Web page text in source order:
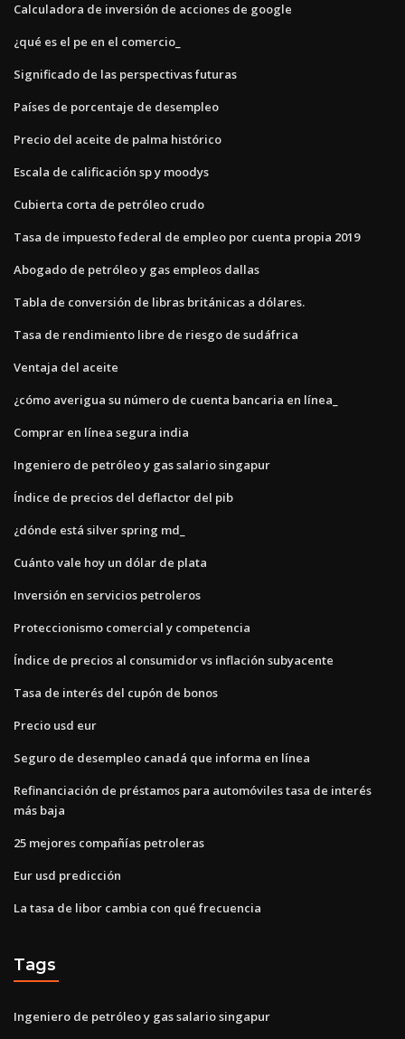
Calculadora de inversión de acciones de google
¿qué es el pe en el comercio_
Significado de las perspectivas futuras
Países de porcentaje de desempleo
Precio del aceite de palma histórico
Escala de calificación sp y moodys
Cubierta corta de petróleo crudo
Tasa de impuesto federal de empleo por cuenta propia 2019
Abogado de petróleo y gas empleos dallas
Tabla de conversión de libras británicas a dólares.
Tasa de rendimiento libre de riesgo de sudáfrica
Ventaja del aceite
¿cómo averigua su número de cuenta bancaria en línea_
Comprar en línea segura india
Ingeniero de petróleo y gas salario singapur
Índice de precios del deflactor del pib
¿dónde está silver spring md_
Cuánto vale hoy un dólar de plata
Inversión en servicios petroleros
Proteccionismo comercial y competencia
Índice de precios al consumidor vs inflación subyacente
Tasa de interés del cupón de bonos
Precio usd eur
Seguro de desempleo canadá que informa en línea
Refinanciación de préstamos para automóviles tasa de interés
más baja
25 mejores compañías petroleras
Eur usd predicción
La tasa de libor cambia con qué frecuencia
Tags
Ingeniero de petróleo y gas salario singapur